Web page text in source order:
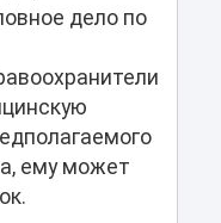
дело по
ему может